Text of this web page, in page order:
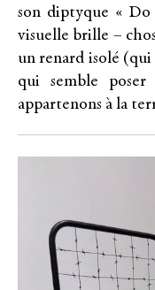
son diptyque « Do
visuelle brille –
un renard isolé
qui semble
appartenons à la